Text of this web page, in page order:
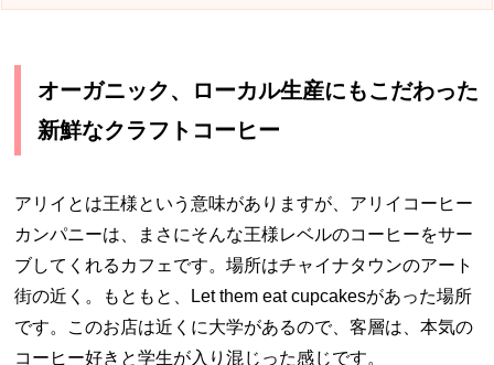
オーガニック、ローカル生産にもこだわった
新鮮なクラフトコーヒー
アリイとは王様という意味がありますが、アリイコーヒー
カンパニーは、まさにそんな王様レベルのコーヒーをサー
ブしてくれるカフェです。場所はチャイナタウンのアート
街の近く。もともと、Let them eat cupcakesがあった場所
です。このお店は近くに大学があるので、客層は、本気の
コーヒー好きと学生が入り混じった感じです。